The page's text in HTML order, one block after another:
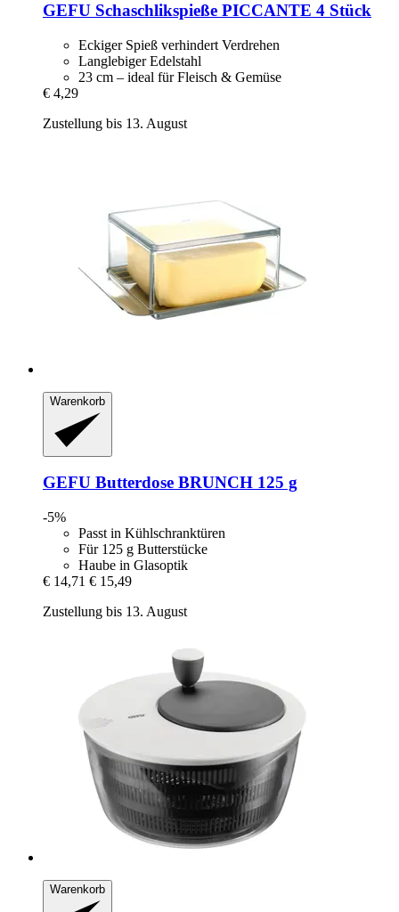
GEFU Schaschlikspieße PICCANTE 4 Stück
Eckiger Spieß verhindert Verdrehen
Langlebiger Edelstahl
23 cm – ideal für Fleisch & Gemüse
€ 4,29
Zustellung bis 13. August
Warenkorb
GEFU Butterdose BRUNCH 125 g
-5%
Passt in Kühlschranktüren
Für 125 g Butterstücke
Haube in Glasoptik
€ 14,71 € 15,49
Zustellung bis 13. August
Warenkorb